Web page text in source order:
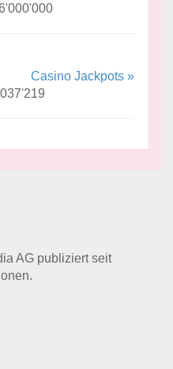
Casino Jackpots »
AG publiziert seit